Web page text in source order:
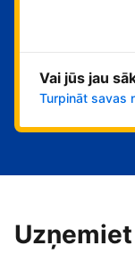
Vai jūs jau
Turpināt savas